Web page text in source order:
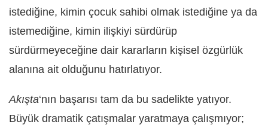
istediğine, kimin çocuk sahibi olmak istediğine ya da
istemediğine, kimin ilişkiyi sürdürüp
sürdürmeyeceğine dair kararların kişisel özgürlük
alanına ait olduğunu hatırlatıyor.
Akışta‘nın başarısı tam da bu sadelikte yatıyor.
Büyük dramatik çatışmalar yaratmaya çalışmıyor;